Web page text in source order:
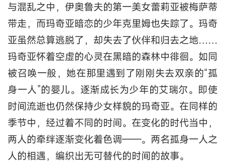
与混乱之中，伊奥鲁夫的第一美女蕾莉亚被梅萨蒂
带走，而玛奇亚暗恋的少年克里姆也失踪了。玛奇
亚虽然总算逃脱了，却失去了伙伴和归去之地……
玛奇亚怀着空虚的心灵在黑暗的森林中徘徊。如同
被召唤一般，她在那里遇到了刚刚失去双亲的“孤
身一人”的婴儿。逐渐成长为少年的艾瑞尔。即使
时间流逝也仍然保持少女样貌的玛奇亚。在同样的
季节中，经过着不同的时间。在变化的时代当中，
两人的牵绊逐渐变化着色调——。两名孤身一人之
人的相遇，编织出无可替代的时间的故事。